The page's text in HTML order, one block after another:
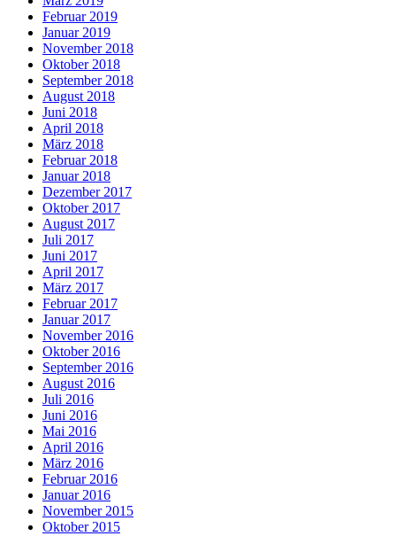
Februar 2019
Januar 2019
November 2018
Oktober 2018
September 2018
August 2018
Juni 2018
April 2018
März 2018
Februar 2018
Januar 2018
Dezember 2017
Oktober 2017
August 2017
Juli 2017
Juni 2017
April 2017
März 2017
Februar 2017
Januar 2017
November 2016
Oktober 2016
September 2016
August 2016
Juli 2016
Juni 2016
Mai 2016
April 2016
März 2016
Februar 2016
Januar 2016
November 2015
Oktober 2015